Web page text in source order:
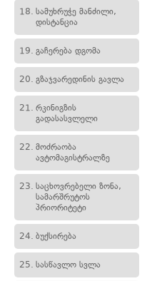
18. სამუხრუჭე მანძილი,
დისტანცია
19. გაჩერება დგომა
20. გზაჯვარედინის გავლა
21. რკინიგზის
გადასასვლელი
22. მოძრაობა
ავტომაგისტრალზე
23. საცხოვრებელი ზონა,
სამარშრუტოს
პრიორიტეტი
24. ბუქსირება
25. სასწავლო სვლა